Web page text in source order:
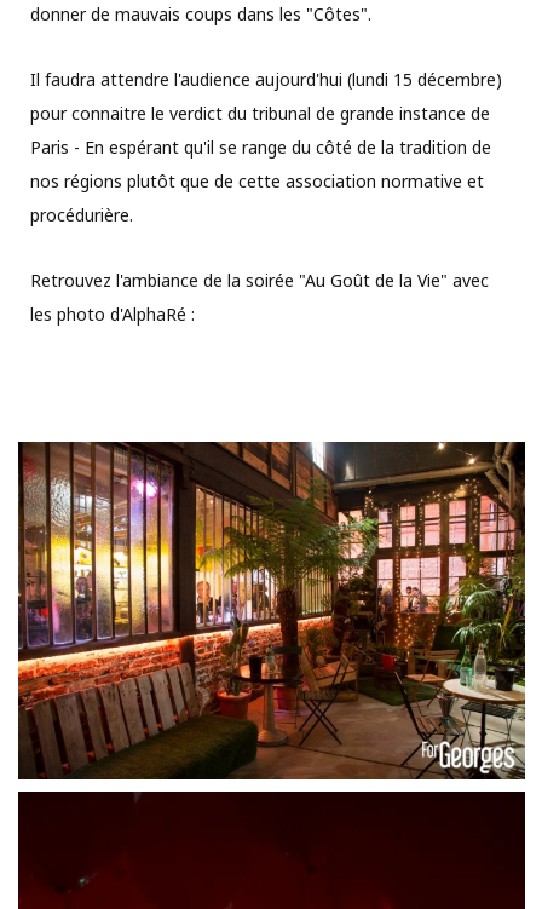
donner de mauvais coups dans les "Côtes".
Il faudra attendre l'audience aujourd'hui (lundi 15 décembre)
pour connaitre le verdict du tribunal de grande instance de
Paris - En espérant qu'il se range du côté de la tradition de
nos régions plutôt que de cette association normative et
procédurière.
Retrouvez l'ambiance de la soirée "Au Goût de la Vie" avec
les photo d'AlphaRé :